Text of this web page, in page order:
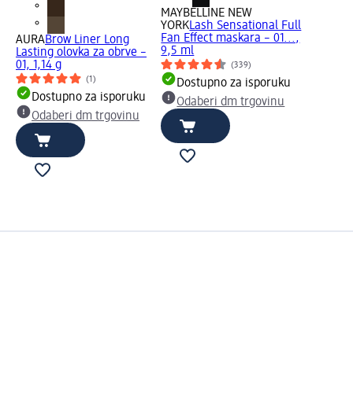
AURABrow Liner Long
Lasting olovka za obrve –
01, 1,14 g
(1)
Dostupno za isporuku
Odaberi dm trgovinu
MAYBELLINE NEW
YORKLash Sensational Full
Fan Effect maskara – 01...,
9,5 ml
(339)
Dostupno za isporuku
Odaberi dm trgovinu